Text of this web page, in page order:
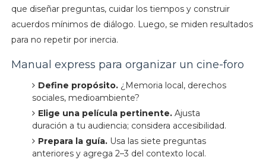
que diseñar preguntas, cuidar los tiempos y construir
acuerdos mínimos de diálogo. Luego, se miden resultados
para no repetir por inercia.
Manual express para organizar un cine-foro
Define propósito.¿Memoria local, derechos
sociales, medioambiente?
Elige una película pertinente.Ajusta
duración a tu audiencia; considera accesibilidad.
Prepara la guía.Usa las siete preguntas
anteriores y agrega 2–3 del contexto local.